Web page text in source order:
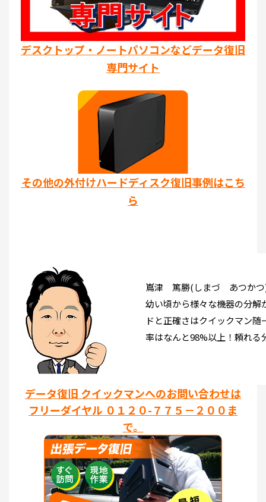
デスクトップ・ノートパソコンなどデータ復旧
専門サイト
その他の外付けハードディスク復旧事例はこち
ら
嶌津 篤勝(しまづ あつか
幼い頃から様々な機器の分解
ドと正確さはクイックマン
率はなんと98%以上！頼れる
データ復旧 クイックマンへのお問い合わせは
フリーダイヤル ０１２０-７７５－２００ま
で。